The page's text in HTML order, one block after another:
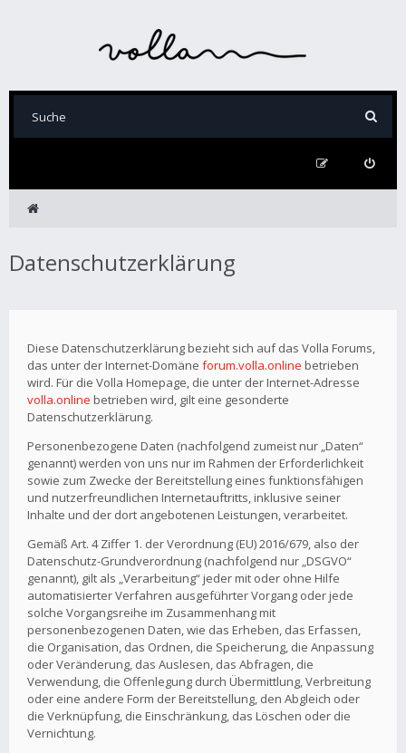
Datenschutzerklärung
Diese Datenschutzerklärung bezieht sich auf das Volla Forums,
das unter der Internet-Domäne forum.volla.online betrieben
wird. Für die Volla Homepage, die unter der Internet-Adresse
volla.online betrieben wird, gilt eine gesonderte
Datenschutzerklärung.
Personenbezogene Daten (nachfolgend zumeist nur „Daten“
genannt) werden von uns nur im Rahmen der Erforderlichkeit
sowie zum Zwecke der Bereitstellung eines funktionsfähigen
und nutzerfreundlichen Internetauftritts, inklusive seiner
Inhalte und der dort angebotenen Leistungen, verarbeitet.
Gemäß Art. 4 Ziffer 1. der Verordnung (EU) 2016/679, also der
Datenschutz-Grundverordnung (nachfolgend nur „DSGVO“
genannt), gilt als „Verarbeitung“ jeder mit oder ohne Hilfe
automatisierter Verfahren ausgeführter Vorgang oder jede
solche Vorgangsreihe im Zusammenhang mit
personenbezogenen Daten, wie das Erheben, das Erfassen,
die Organisation, das Ordnen, die Speicherung, die Anpassung
oder Veränderung, das Auslesen, das Abfragen, die
Verwendung, die Offenlegung durch Übermittlung, Verbreitung
oder eine andere Form der Bereitstellung, den Abgleich oder
die Verknüpfung, die Einschränkung, das Löschen oder die
Vernichtung.